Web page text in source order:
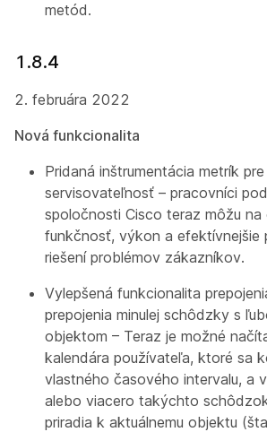
metód.
1.8.4
2. februára 2022
Nová funkcionalita
Pridaná inštrumentácia metrík
servisovateľnosť – pracovníci
spoločnosti Cisco teraz môžu na
funkčnosť, výkon a efektívnejšie
riešení problémov zákazníkov.
Vylepšená funkcionalita
prepojenia minulej schôdzky s
objektom – Teraz je možné
kalendára používateľa, ktoré sa
vlastného časového intervalu, a
alebo viacero takýchto
priradia k aktuálnemu objektu